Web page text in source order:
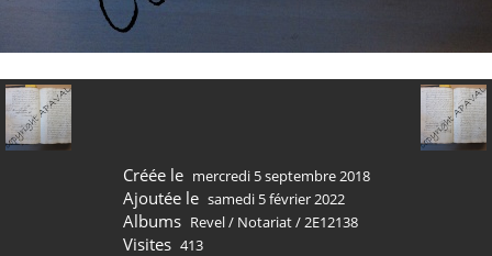
Créée le mercredi 5 septembre 2018
Ajoutée le samedi 5 février 2022
Albums Revel/ Notariat/2E12138
Visites 413